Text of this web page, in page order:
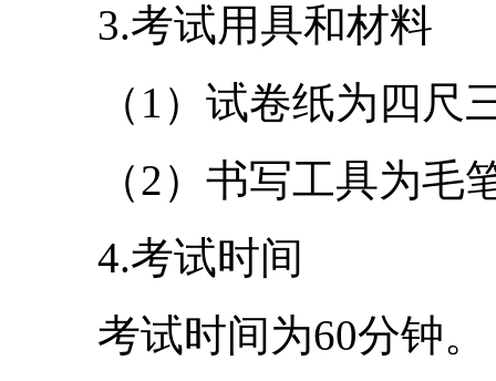
3.考试用具和材料
（1）试卷纸为四
（2）书写工具为毛
4.考试时间
考试时间为60分钟。